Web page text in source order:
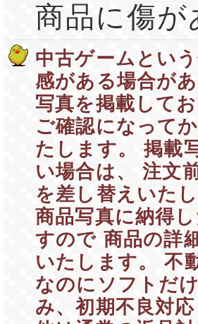
商品に傷
中古ゲームとい
感がある場合が
写真を掲載して
ご確認になって
たします。 掲載
い場合は、 注文
を差し替えいた
商品写真に納得
すので 商品の詳
いたします。 不
なのにソフトだ
み、初期不良対